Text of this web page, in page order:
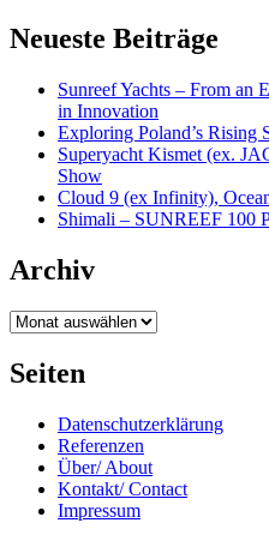
Neueste Beiträge
Sunreef Yachts – From an
in Innovation
Exploring Poland’s Rising
Superyacht Kismet (ex.
Show
Cloud 9 (ex Infinity),
Shimali – SUNREEF 100
Archiv
Archiv
Seiten
Datenschutzerklärung
Referenzen
Über/ About
Kontakt/ Contact
Impressum